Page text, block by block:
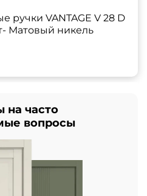
ручки VANTAGE V 28 D
Матовый никель
на часто
вопросы